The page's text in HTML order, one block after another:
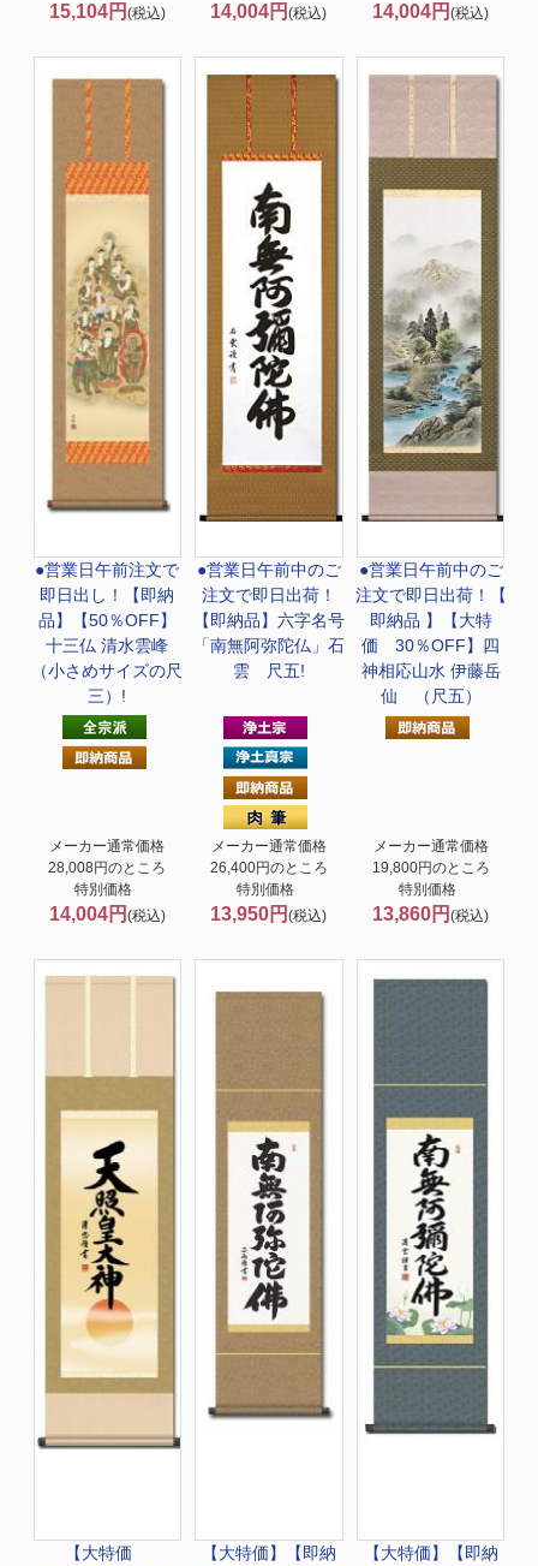
15,104円 (税込) 14,004円(税込) 14,004円(税込)
●営業日午前注文で
即日出し！
【即納
品】【50％OFF】
十三仏 清水雲峰
（小さめサイズの尺
三）!
メーカー通常価格
28,008円のところ
特別価格
14,004円 (税込)
●営業日午前中のご
注文で即日出荷！
【即納品】六字名号
「南無阿弥陀仏」石
雲 尺五!
メーカー通常価格
26,400円のところ
特別価格
13,950円(税込)
●営業日午前中のご
注文で即日出荷！
【
即納品 】【大特
価 30％OFF】四
神相応山水 伊藤岳
仙 （尺五）
メーカー通常価格
19,800円のところ
特別価格
13,860円(税込)
【大特価
【大特価】
【即納
【大特価】
【即納